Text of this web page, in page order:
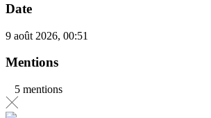
Date
9 août 2026, 00:51
Mentions
5 mentions